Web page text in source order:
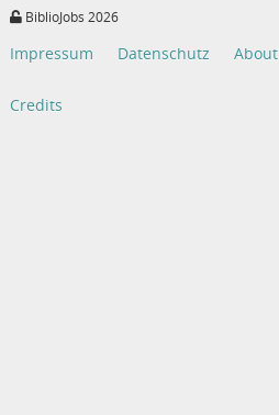
BiblioJobs 2026
Impressum Datenschutz About
Credits